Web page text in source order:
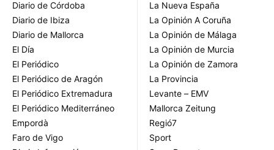
Diario de Córdoba
Diario de Ibiza
Diario de Mallorca
El Día
El Periódico
El Periódico de Aragón
El Periódico Extremadura
El Periódico Mediterráneo
Empordà
Faro de Vigo
La Nueva España
La Opinión A Coruña
La Opinión de Málaga
La Opinión de Murcia
La Opinión de Zamora
La Provincia
Levante – EMV
Mallorca Zeitung
Regió7
Sport